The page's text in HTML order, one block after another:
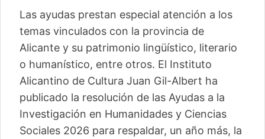
Las ayudas prestan especial atención a los
temas vinculados con la provincia de
Alicante y su patrimonio lingüístico, literario
o humanístico, entre otros. El Instituto
Alicantino de Cultura Juan Gil-Albert ha
publicado la resolución de las Ayudas a la
Investigación en Humanidades y Ciencias
Sociales 2026 para respaldar, un año más, la